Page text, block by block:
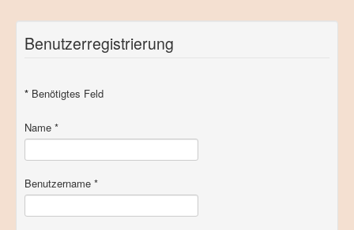
Benutzerregistrierung
* Benötigtes Feld
Name *
Benutzername *